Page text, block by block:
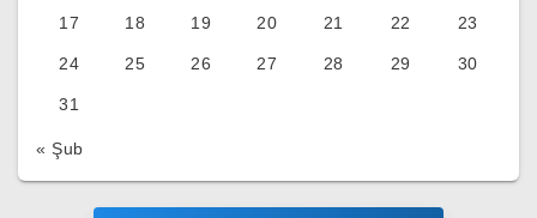
17 18 19 20 21 22 23
24 25 26 27 28 29 30
31
« Şub